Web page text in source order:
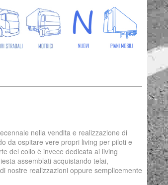
nella vendita e realizzazione di
da ospitare vere propri living per piloti e
del collo è invece dedicata ai living
assemblati acquistando telai,
nostre realizzazioni oppure semplicemente